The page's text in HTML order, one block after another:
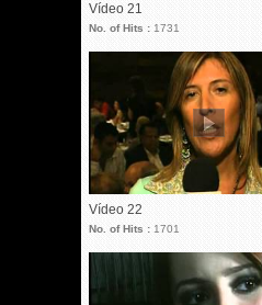
Vídeo 21
No. of Hits : 1731
Vídeo 22
No. of Hits : 1701